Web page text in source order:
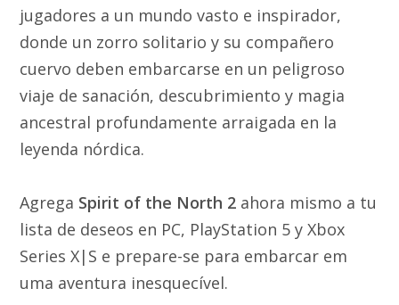
jugadores a un mundo vasto e inspirador,
donde un zorro solitario y su compañero
cuervo deben embarcarse en un peligroso
viaje de sanación, descubrimiento y magia
ancestral profundamente arraigada en la
leyenda nórdica.
Agrega Spirit of the North 2 ahora mismo a tu
lista de deseos en PC, PlayStation 5 y Xbox
Series X|S e prepare-se para embarcar em
uma aventura inesquecível.